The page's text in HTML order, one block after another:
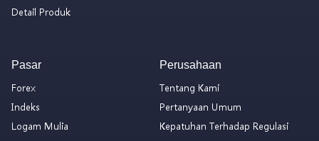
Detail Produk
Pasar
Forex
Indeks
Logam Mulia
Perusahaan
Tentang Kami
Pertanyaan Umum
Kepatuhan Terhadap Regulasi